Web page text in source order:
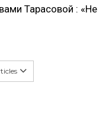
Тарасовой : «Не